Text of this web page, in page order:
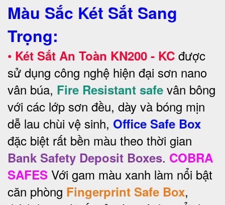
Màu Sắc Két Sắt Sang
Trọng:
• Két Sắt An Toàn KN200 - KC được
sử dụng công nghệ hiện đại sơn nano
vân búa, Fire Resistant safe vân bông
với các lớp sơn đều, dày và bóng mịn
dễ lau chùi vệ sinh, Office Safe Box
đặc biệt rất bền màu theo thời gian
Bank Safety Deposit Boxes. COBRA
SAFES Với gam màu xanh làm nổi bật
căn phòng Fingerprint Safe Box,